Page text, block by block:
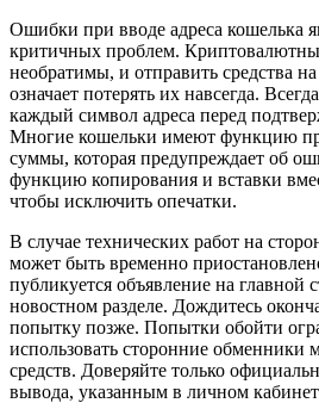
Ошибки при вводе адреса кошелька
критичных проблем.
необратимы, и отправить средства
означает потерять их навсегда.
каждый символ адреса перед
Многие кошельки имеют функцию
суммы, которая предупреждает об
функцию копирования и вставки
чтобы исключить опечатки.
В случае технических работ на
может быть временно
публикуется объявление на главной
новостном разделе. Дождитесь
попытку позже. Попытки обойти
использовать сторонние обменники
средств. Доверяйте только
вывода, указанным в личном